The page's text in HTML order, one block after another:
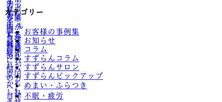
カテゴリー
お客様の事例集
お知らせ
コラム
すずらんコラム
すずらんサロン
すずらんピックアップ
めまい・ふらつき
不眠・疲労